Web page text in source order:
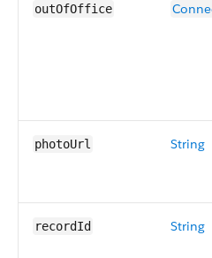
outOfOffice
photoUrl String
recordId String